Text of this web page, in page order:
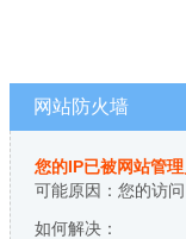
网站防火墙
您的IP已被网站管
可能原因：您的访
如何解决：